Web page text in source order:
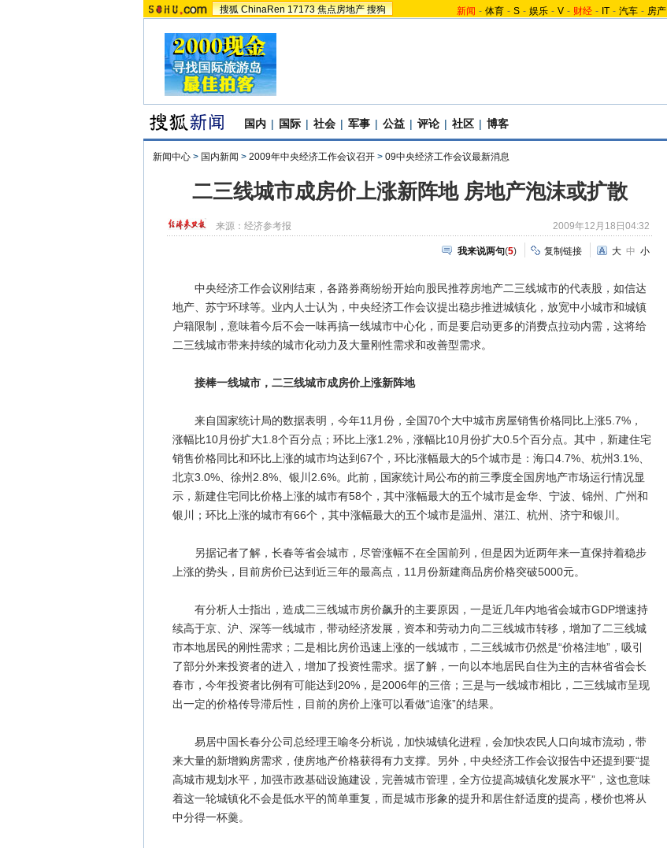
搜狐 ChinaRen 17173 焦点房地产 搜狗 新闻 - 体育 - S - 娱乐 - V - 财经 - IT - 汽车 - 房产
国内 | 国际 | 社会 | 军事 | 公益 | 评论 | 社区 | 博客
新闻中心 > 国内新闻 > 2009年中央经济工作会议召开 > 09中央经济工作会议最新消息
二三线城市成房价上涨新阵地 房地产泡沫或扩散
来源： 经济参考报 2009年12月18日04:32
我来说两句(5) 复制链接 大 中 小
中央经济工作会议刚结束，各路券商纷纷开始向股民推荐房地产二三线城市的代表股，如信达
地产、苏宁环球等。业内人士认为，中央经济工作会议提出稳步推进城镇化，放宽中小城市和城镇
户籍限制，意味着今后不会一味再搞一线城市中心化，而是要启动更多的消费点拉动内需，这将给
二三线城市带来持续的城市化动力及大量刚性需求和改善型需求。
接棒一线城市，二三线城市成房价上涨新阵地
来自国家统计局的数据表明，今年11月份，全国70个大中城市房屋销售价格同比上涨5.7%，
涨幅比10月份扩大1.8个百分点；环比上涨1.2%，涨幅比10月份扩大0.5个百分点。其中，新建住宅
销售价格同比和环比上涨的城市均达到67个，环比涨幅最大的5个城市是：海口4.7%、杭州3.1%、
北京3.0%、徐州2.8%、银川2.6%。此前，国家统计局公布的前三季度全国房地产市场运行情况显
示，新建住宅同比价格上涨的城市有58个，其中涨幅最大的五个城市是金华、宁波、锦州、广州和
银川；环比上涨的城市有66个，其中涨幅最大的五个城市是温州、湛江、杭州、济宁和银川。
另据记者了解，长春等省会城市，尽管涨幅不在全国前列，但是因为近两年来一直保持着稳步
上涨的势头，目前房价已达到近三年的最高点，11月份新建商品房价格突破5000元。
有分析人士指出，造成二三线城市房价飙升的主要原因，一是近几年内地省会城市GDP增速持
续高于京、沪、深等一线城市，带动经济发展，资本和劳动力向二三线城市转移，增加了二三线城
市本地居民的刚性需求；二是相比房价迅速上涨的一线城市，二三线城市仍然是“价格洼地”，吸引
了部分外来投资者的进入，增加了投资性需求。据了解，一向以本地居民自住为主的吉林省省会长
春市，今年投资者比例有可能达到20%，是2006年的三倍；三是与一线城市相比，二三线城市呈现
出一定的价格传导滞后性，目前的房价上涨可以看做“追涨”的结果。
易居中国长春分公司总经理王喻冬分析说，加快城镇化进程，会加快农民人口向城市流动，带
来大量的新增购房需求，使房地产价格获得有力支撑。另外，中央经济工作会议报告中还提到要“提
高城市规划水平，加强市政基础设施建设，完善城市管理，全方位提高城镇化发展水平”，这也意味
着这一轮城镇化不会是低水平的简单重复，而是城市形象的提升和居住舒适度的提高，楼价也将从
中分得一杯羹。